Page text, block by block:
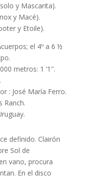
y Mascarita).
y Macé).
y Etoile).
el 4º a 6 ½
metros: 1 ‘1″.
: José María Ferro.
Ranch.
definido. Clairón
Sol de
vano, procura
En el disco